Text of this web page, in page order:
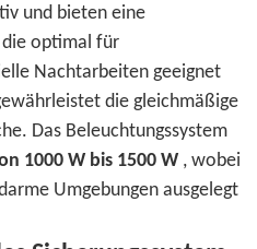
und bieten eine
die optimal für
Nachtarbeiten geeignet
die gleichmäßige
Das Beleuchtungssystem
1000 W bis 1500 W , wobei
Umgebungen ausgelegt